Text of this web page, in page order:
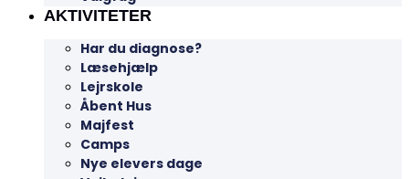
AKTIVITETER
Har du diagnose?
Læsehjælp
Lejrskole
Åbent Hus
Majfest
Camps
Nye elevers dage